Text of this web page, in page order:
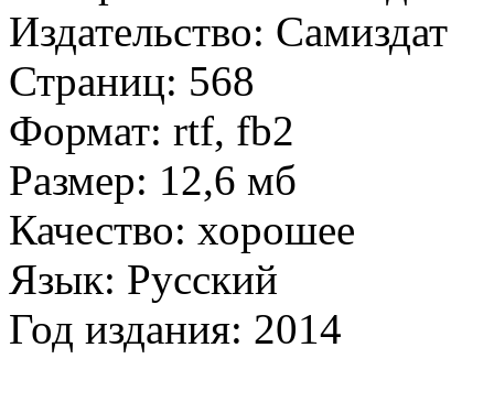
Издательство: Самиздат
Страниц: 568
Формат: rtf, fb2
Размер: 12,6 мб
Качество: хорошее
Язык: Русский
Год издания: 2014